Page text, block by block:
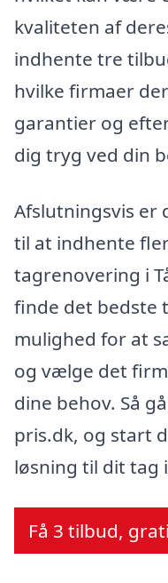
kvaliteten af
indhente tre
hvilke firmaer
garantier og
dig tryg ved din
Afslutningsvis er
til at indhente
tagrenovering i
finde det bedste
mulighed for at
og vælge det
dine behov. Så
pris.dk, og start
løsning til dit tag
Få 3 tilbud,